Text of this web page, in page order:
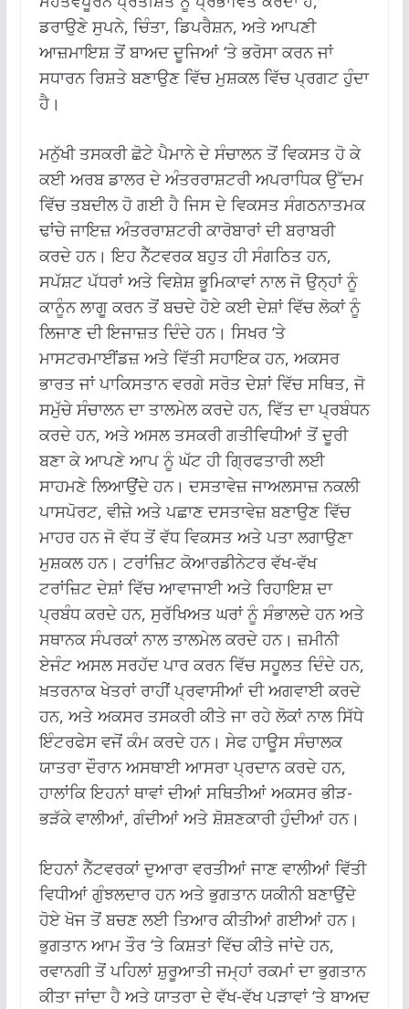
ਡਰਾਉਣੇ ਸੁਪਨੇ, ਚਿੰਤਾ, ਡਿਪਰੈਸ਼ਨ, ਅਤੇ ਆਪਣੀ
ਆਜ਼ਮਾਇਸ਼ ਤੋਂ ਬਾਅਦ ਦੂਜਿਆਂ ‘ਤੇ ਭਰੋਸਾ ਕਰਨ ਜਾਂ
ਸਧਾਰਨ ਰਿਸ਼ਤੇ ਬਣਾਉਣ ਵਿੱਚ ਮੁਸ਼ਕਲ ਵਿੱਚ ਪ੍ਰਗਟ ਹੁੰਦਾ
ਹੈ।
ਮਨੁੱਖੀ ਤਸਕਰੀ ਛੋਟੇ ਪੈਮਾਨੇ ਦੇ ਸੰਚਾਲਨ ਤੋਂ ਵਿਕਸਤ ਹੋ ਕੇ
ਕਈ ਅਰਬ ਡਾਲਰ ਦੇ ਅੰਤਰਰਾਸ਼ਟਰੀ ਅਪਰਾਧਿਕ ਉੱਦਮ
ਵਿੱਚ ਤਬਦੀਲ ਹੋ ਗਈ ਹੈ ਜਿਸ ਦੇ ਵਿਕਸਤ ਸੰਗਠਨਾਤਮਕ
ਢਾਂਚੇ ਜਾਇਜ਼ ਅੰਤਰਰਾਸ਼ਟਰੀ ਕਾਰੋਬਾਰਾਂ ਦੀ ਬਰਾਬਰੀ
ਕਰਦੇ ਹਨ। ਇਹ ਨੈੱਟਵਰਕ ਬਹੁਤ ਹੀ ਸੰਗਠਿਤ ਹਨ,
ਸਪੱਸ਼ਟ ਪੱਧਰਾਂ ਅਤੇ ਵਿਸ਼ੇਸ਼ ਭੂਮਿਕਾਵਾਂ ਨਾਲ ਜੋ ਉਨ੍ਹਾਂ ਨੂੰ
ਕਾਨੂੰਨ ਲਾਗੂ ਕਰਨ ਤੋਂ ਬਚਦੇ ਹੋਏ ਕਈ ਦੇਸ਼ਾਂ ਵਿੱਚ ਲੋਕਾਂ ਨੂੰ
ਲਿਜਾਣ ਦੀ ਇਜਾਜ਼ਤ ਦਿੰਦੇ ਹਨ। ਸਿਖਰ ‘ਤੇ
ਮਾਸਟਰਮਾਈਂਡਜ਼ ਅਤੇ ਵਿੱਤੀ ਸਹਾਇਕ ਹਨ, ਅਕਸਰ
ਭਾਰਤ ਜਾਂ ਪਾਕਿਸਤਾਨ ਵਰਗੇ ਸਰੋਤ ਦੇਸ਼ਾਂ ਵਿੱਚ ਸਥਿਤ, ਜੋ
ਸਮੁੱਚੇ ਸੰਚਾਲਨ ਦਾ ਤਾਲਮੇਲ ਕਰਦੇ ਹਨ, ਵਿੱਤ ਦਾ ਪ੍ਰਬੰਧਨ
ਕਰਦੇ ਹਨ, ਅਤੇ ਅਸਲ ਤਸਕਰੀ ਗਤੀਵਿਧੀਆਂ ਤੋਂ ਦੂਰੀ
ਬਣਾ ਕੇ ਆਪਣੇ ਆਪ ਨੂੰ ਘੱਟ ਹੀ ਗ੍ਰਿਫਤਾਰੀ ਲਈ
ਸਾਹਮਣੇ ਲਿਆਉਂਦੇ ਹਨ। ਦਸਤਾਵੇਜ਼ ਜਾਅਲਸਾਜ਼ ਨਕਲੀ
ਪਾਸਪੋਰਟ, ਵੀਜ਼ੇ ਅਤੇ ਪਛਾਣ ਦਸਤਾਵੇਜ਼ ਬਣਾਉਣ ਵਿੱਚ
ਮਾਹਰ ਹਨ ਜੋ ਵੱਧ ਤੋਂ ਵੱਧ ਵਿਕਸਤ ਅਤੇ ਪਤਾ ਲਗਾਉਣਾ
ਮੁਸ਼ਕਲ ਹਨ। ਟਰਾਂਜ਼ਿਟ ਕੋਆਰਡੀਨੇਟਰ ਵੱਖ-ਵੱਖ
ਟਰਾਂਜ਼ਿਟ ਦੇਸ਼ਾਂ ਵਿੱਚ ਆਵਾਜਾਈ ਅਤੇ ਰਿਹਾਇਸ਼ ਦਾ
ਪ੍ਰਬੰਧ ਕਰਦੇ ਹਨ, ਸੁਰੱਖਿਅਤ ਘਰਾਂ ਨੂੰ ਸੰਭਾਲਦੇ ਹਨ ਅਤੇ
ਸਥਾਨਕ ਸੰਪਰਕਾਂ ਨਾਲ ਤਾਲਮੇਲ ਕਰਦੇ ਹਨ। ਜ਼ਮੀਨੀ
ਏਜੰਟ ਅਸਲ ਸਰਹੱਦ ਪਾਰ ਕਰਨ ਵਿੱਚ ਸਹੂਲਤ ਦਿੰਦੇ ਹਨ,
ਖ਼ਤਰਨਾਕ ਖੇਤਰਾਂ ਰਾਹੀਂ ਪ੍ਰਵਾਸੀਆਂ ਦੀ ਅਗਵਾਈ ਕਰਦੇ
ਹਨ, ਅਤੇ ਅਕਸਰ ਤਸਕਰੀ ਕੀਤੇ ਜਾ ਰਹੇ ਲੋਕਾਂ ਨਾਲ ਸਿੱਧੇ
ਇੰਟਰਫੇਸ ਵਜੋਂ ਕੰਮ ਕਰਦੇ ਹਨ। ਸੇਫ ਹਾਊਸ ਸੰਚਾਲਕ
ਯਾਤਰਾ ਦੌਰਾਨ ਅਸਥਾਈ ਆਸਰਾ ਪ੍ਰਦਾਨ ਕਰਦੇ ਹਨ,
ਹਾਲਾਂਕਿ ਇਹਨਾਂ ਥਾਵਾਂ ਦੀਆਂ ਸਥਿਤੀਆਂ ਅਕਸਰ ਭੀੜ-
ਭੜੱਕੇ ਵਾਲੀਆਂ, ਗੰਦੀਆਂ ਅਤੇ ਸ਼ੋਸ਼ਣਕਾਰੀ ਹੁੰਦੀਆਂ ਹਨ।
ਇਹਨਾਂ ਨੈੱਟਵਰਕਾਂ ਦੁਆਰਾ ਵਰਤੀਆਂ ਜਾਣ ਵਾਲੀਆਂ ਵਿੱਤੀ
ਵਿਧੀਆਂ ਗੁੰਝਲਦਾਰ ਹਨ ਅਤੇ ਭੁਗਤਾਨ ਯਕੀਨੀ ਬਣਾਉਂਦੇ
ਹੋਏ ਖੋਜ ਤੋਂ ਬਚਣ ਲਈ ਤਿਆਰ ਕੀਤੀਆਂ ਗਈਆਂ ਹਨ।
ਭੁਗਤਾਨ ਆਮ ਤੌਰ ‘ਤੇ ਕਿਸ਼ਤਾਂ ਵਿੱਚ ਕੀਤੇ ਜਾਂਦੇ ਹਨ,
ਰਵਾਨਗੀ ਤੋਂ ਪਹਿਲਾਂ ਸ਼ੁਰੂਆਤੀ ਜਮ੍ਹਾਂ ਰਕਮਾਂ ਦਾ ਭੁਗਤਾਨ
ਕੀਤਾ ਜਾਂਦਾ ਹੈ ਅਤੇ ਯਾਤਰਾ ਦੇ ਵੱਖ-ਵੱਖ ਪੜਾਵਾਂ ‘ਤੇ ਬਾਅਦ